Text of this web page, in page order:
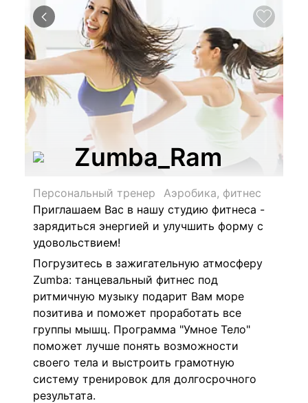
Zumba_Ram
Персональный тренер
Аэробика, фитнес
Приглашаем Вас в нашу студию фитнеса -
зарядиться энергией и улучшить форму с
удовольствием!
Погрузитесь в зажигательную атмосферу
Zumba: танцевальный фитнес под
ритмичную музыку подарит Вам море
позитива и поможет проработать все
группы мышц. Программа "Умное Тело"
поможет лучше понять возможности
своего тела и выстроить грамотную
систему тренировок для долгосрочного
результата.